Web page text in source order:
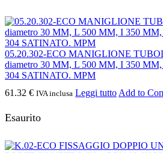
05.20.302-ECO MANIGLIONE
diametro 30 MM, L 500 MM, I 350
304 SATINATO. MPM
61.32 € IVA inclusa Leggi tutto Add to
Esaurito